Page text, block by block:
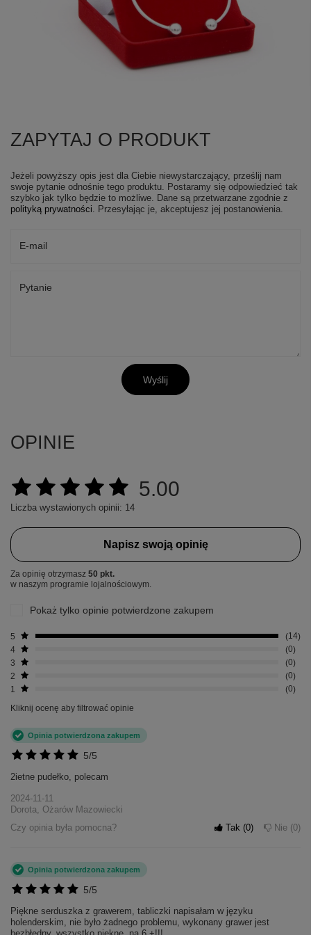
ZAPYTAJ O PRODUKT
Jeżeli powyższy opis jest dla Ciebie niewystarczający, prześlij nam
swoje pytanie odnośnie tego produktu. Postaramy się odpowiedzieć tak
szybko jak tylko będzie to możliwe. Dane są przetwarzane zgodnie z
polityką prywatności. Przesyłając je, akceptujesz jej postanowienia.
E-mail
Pytanie
Wyślij
OPINIE
5.00
Liczba wystawionych opinii: 14
Napisz swoją opinię
Za opinię otrzymasz 50 pkt.
w naszym programie lojalnościowym.
Pokaż tylko opinie potwierdzone zakupem
5
14
4
0
3
0
2
0
1
0
Kliknij ocenę aby filtrować opinie
5/5
Opinia potwierdzona zakupem
2ietne pudełko, polecam
2024-11-11
Dorota, Ożarów Mazowiecki
Czy opinia była pomocna?
Tak 0 Nie 0
5/5
Opinia potwierdzona zakupem
Piękne serduszka z grawerem, tabliczki napisałam w języku
holenderskim, nie było żadnego problemu, wykonany grawer jest